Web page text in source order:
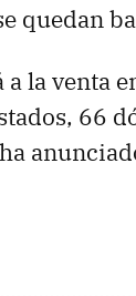
quedan
a la venta
66